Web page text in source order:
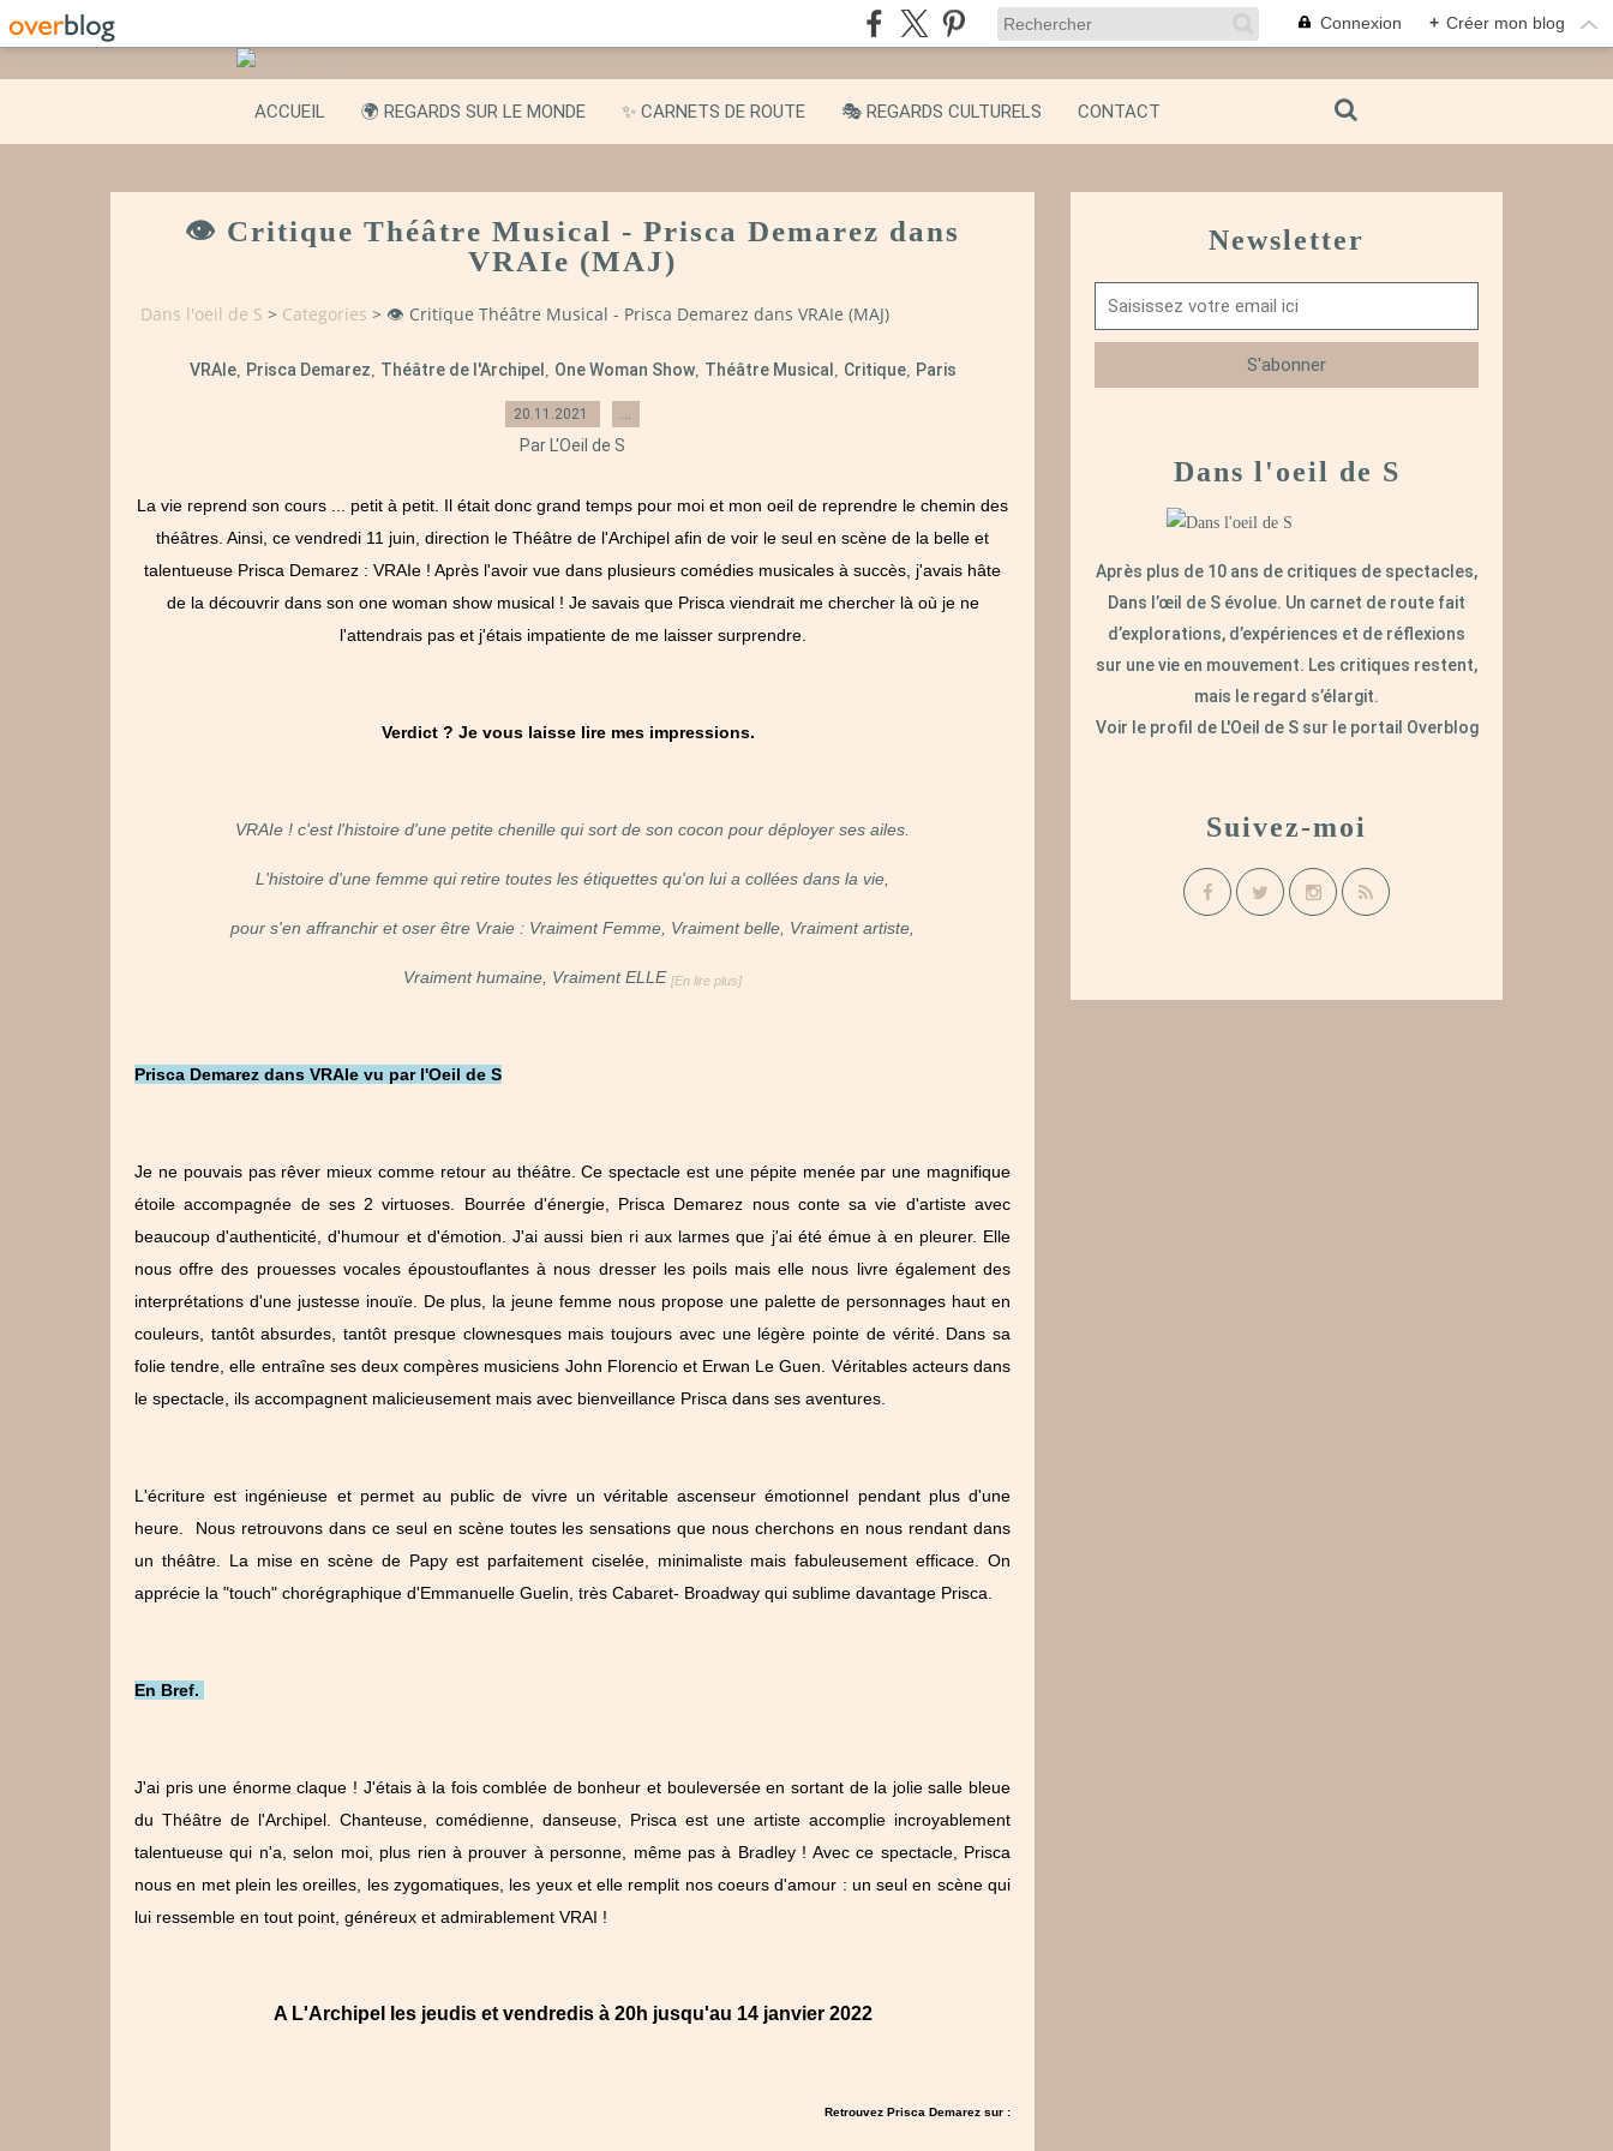
Connexion + Créer mon blog
ACCUEIL 🌍 REGARDS SUR LE MONDE ✨ CARNETS DE ROUTE 🎭 REGARDS CULTURELS CONTACT
👁️ Critique Théâtre Musical - Prisca Demarez dans
VRAIe (MAJ)
Dans l'oeil de S > Categories > 👁️ Critique Théâtre Musical - Prisca Demarez dans VRAIe (MAJ)
VRAIe, Prisca Demarez Théâtre de l'Archipel One Woman Show, Théâtre Musical Critique, Paris
20.11.2021
Par L'Oeil de S
La vie reprend son cours ... petit à petit. Il était donc grand temps pour moi et mon oeil de reprendre le chemin des
théâtres. Ainsi, ce vendredi 11 juin, direction le Théâtre de l'Archipel afin de voir le seul en scène de la belle et
talentueuse Prisca Demarez : VRAIe ! Après l'avoir vue dans plusieurs comédies musicales à succès, j'avais hâte
de la découvrir dans son one woman show musical ! Je savais que Prisca viendrait me chercher là où je ne
l'attendrais pas et j'étais impatiente de me laisser surprendre.
Verdict ? Je vous laisse lire mes impressions.
VRAIe ! c'est l'histoire d'une petite chenille qui sort de son cocon pour déployer ses ailes.
L'histoire d'une femme qui retire toutes les étiquettes qu'on lui a collées dans la vie,
pour s'en affranchir et oser être Vraie : Vraiment Femme, Vraiment belle, Vraiment artiste,
Vraiment humaine, Vraiment ELLE [En lire plus]
Prisca Demarez dans VRAIe vu par l'Oeil de S
Je ne pouvais pas rêver mieux comme retour au théâtre. Ce spectacle est une pépite menée par une magnifique
étoile accompagnée de ses 2 virtuoses. Bourrée d'énergie, Prisca Demarez nous conte sa vie d'artiste avec
beaucoup d'authenticité, d'humour et d'émotion. J'ai aussi bien ri aux larmes que j'ai été émue à en pleurer. Elle
nous offre des prouesses vocales époustouflantes à nous dresser les poils mais elle nous livre également des
interprétations d'une justesse inouïe. De plus, la jeune femme nous propose une palette de personnages haut en
couleurs, tantôt absurdes, tantôt presque clownesques mais toujours avec une légère pointe de vérité. Dans sa
folie tendre, elle entraîne ses deux compères musiciens John Florencio et Erwan Le Guen. Véritables acteurs dans
le spectacle, ils accompagnent malicieusement mais avec bienveillance Prisca dans ses aventures.
L'écriture est ingénieuse et permet au public de vivre un véritable ascenseur émotionnel pendant plus d'une
heure. Nous retrouvons dans ce seul en scène toutes les sensations que nous cherchons en nous rendant dans
un théâtre. La mise en scène de Papy est parfaitement ciselée, minimaliste mais fabuleusement efficace. On
apprécie la "touch" chorégraphique d'Emmanuelle Guelin, très Cabaret- Broadway qui sublime davantage Prisca.
En Bref.
J'ai pris une énorme claque ! J'étais à la fois comblée de bonheur et bouleversée en sortant de la jolie salle bleue
du Théâtre de l'Archipel. Chanteuse, comédienne, danseuse, Prisca est une artiste accomplie incroyablement
talentueuse qui n'a, selon moi, plus rien à prouver à personne, même pas à Bradley ! Avec ce spectacle, Prisca
nous en met plein les oreilles, les zygomatiques, les yeux et elle remplit nos coeurs d'amour : un seul en scène qui
lui ressemble en tout point, généreux et admirablement VRAI !
A L'Archipel les jeudis et vendredis à 20h jusqu'au 14 janvier 2022
Retrouvez Prisca Demarez sur :
Newsletter
Dans l'oeil de S
Après plus de 10 ans de critiques de spectacles,
Dans l’œil de S évolue. Un carnet de route fait
d’explorations, d’expériences et de réflexions
sur une vie en mouvement. Les critiques restent,
mais le regard s’élargit.
Voir le profil de L'Oeil de Ssur le portail Overblog
Suivez-moi